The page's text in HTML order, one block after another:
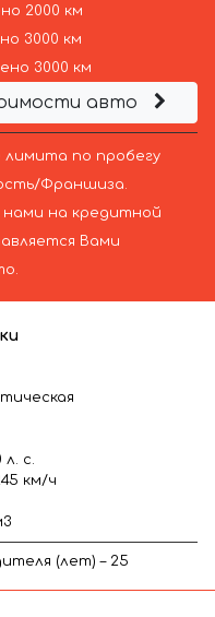
2000 км
3000 км
3000 км
авто
по пробегу
Франшиза.
нами на кредитной
Вами
с.
км/ч
(лет) – 25